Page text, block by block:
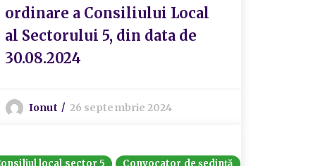
ordinare a Consiliului Local
al Sectorului 5, din data de
30.08.2024
Ionut 26 septembrie 2024
local sector 5 Convocator de ședință